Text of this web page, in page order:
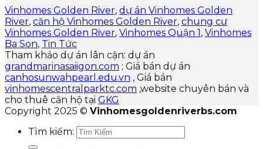
Vinhomes Golden River, dự án Vinhomes Golden
River, căn hộ Vinhomes Golden River, chung cư
Vinhomes Golden River, Vinhomes Quận 1 , Vinhomes
Ba Son, Tin Tức
Tham khảo dự án lân cận: dự án
grandmarinasaiigon.com ; Giá bán dự án
canhosunwahpearl.edu.vn , Giá bán
vinhomescentralparktc.com ,website chuyên bán và
cho thuê căn hộ tại GKG
Copyright 2025 © Vinhomesgoldenriverbs.com
Tìm kiếm: